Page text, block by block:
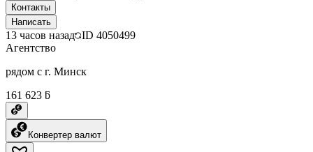
Контакты
Написать
13 часов назад ID 4050499
Агентство
рядом с г. Минск
161 623 ƃ
Конвертер валют